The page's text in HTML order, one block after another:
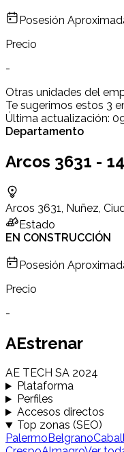
Posesión
Precio
-
Otras unidades del
Te sugerimos estos 3
Última actualización:
Departamento
Arcos 3631 -
Arcos 3631, Nuñez,
Estado
EN CONSTRUCCIÓN
Posesión
Precio
-
AEstrenar
AE TECH SA 2024
Plataforma
Perfiles
Accesos directos
Top zonas (SEO)
Palermo Belgrano